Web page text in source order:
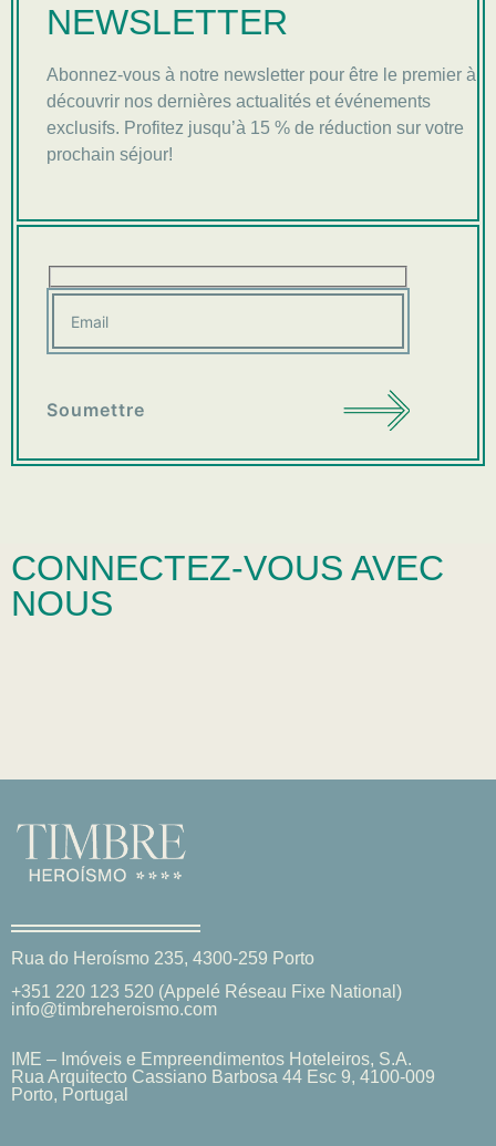
NEWSLETTER
Abonnez-vous à notre newsletter pour être le premier à
découvrir nos dernières actualités et événements
exclusifs. Profitez jusqu’à 15 % de réduction sur votre
prochain séjour!
Soumettre
CONNECTEZ-VOUS AVEC
NOUS
Rua do Heroísmo 235, 4300-259 Porto
+351 220 123 520 (Appelé Réseau Fixe National)
info@timbreheroismo.com
IME – Imóveis e Empreendimentos Hoteleiros, S.A.
Rua Arquitecto Cassiano Barbosa 44 Esc 9, 4100-009
Porto, Portugal